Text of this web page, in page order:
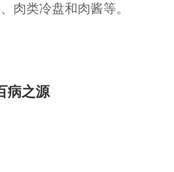
肉类冷盘和肉酱等。
病之源